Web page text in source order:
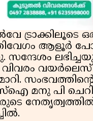
ആളൂർ
മനു പി